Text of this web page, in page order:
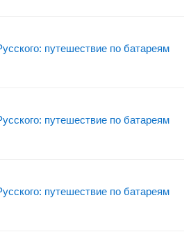
путешествие по батареям
путешествие по батареям
путешествие по батареям